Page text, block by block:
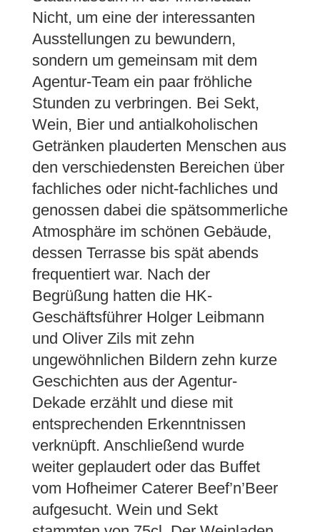
Nicht, um eine der interessanten
Ausstellungen zu bewundern,
sondern um gemeinsam mit dem
Agentur-Team ein paar fröhliche
Stunden zu verbringen. Bei Sekt,
Wein, Bier und antialkoholischen
Getränken plauderten Menschen aus
den verschiedensten Bereichen über
fachliches oder nicht-fachliches und
genossen dabei die spätsommerliche
Atmosphäre im schönen Gebäude,
dessen Terrasse bis spät abends
frequentiert war. Nach der
Begrüßung hatten die HK-
Geschäftsführer Holger Leibmann
und Oliver Zils mit zehn
ungewöhnlichen Bildern zehn kurze
Geschichten aus der Agentur-
Dekade erzählt und diese mit
entsprechenden Erkenntnissen
verknüpft. Anschließend wurde
weiter geplaudert oder das Buffet
vom Hofheimer Caterer Beef’n’Beer
aufgesucht. Wein und Sekt